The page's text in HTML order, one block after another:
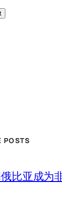
POSTS
比亚成为